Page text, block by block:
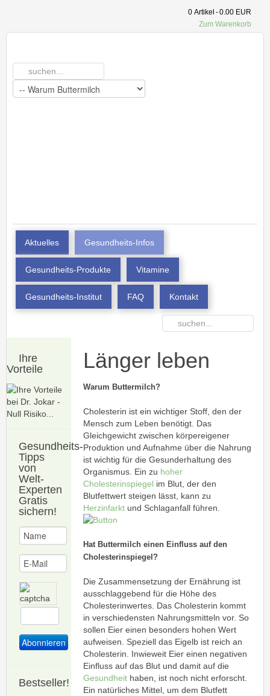
0 Artikel -0.00 EUR
Zum Warenkorb
Aktuelles Gesundheits-Infos
Gesundheits-Produkte Vitamine
Gesundheits-Institut FAQ Kontakt
Länger leben
Warum Buttermilch?
Cholesterin ist ein wichtiger Stoff, den der
Mensch zum Leben benötigt. Das
Gleichgewicht zwischen körpereigener
Produktion und Aufnahme über die Nahrung
ist wichtig für die Gesunderhaltung des
Organismus. Ein zu hoher
Cholesterinspiegel im Blut, der den
Blutfettwert steigen lässt, kann zu
Herzinfarktund Schlaganfall führen.
Hat Buttermilch einen Einfluss auf den
Cholesterinspiegel?
Die Zusammensetzung der Ernährung ist
ausschlaggebend für die Höhe des
Cholesterinwertes. Das Cholesterin kommt
in verschiedensten Nahrungsmitteln vor. So
sollen Eier einen besonders hohen Wert
aufweisen. Speziell das Eigelb ist reich an
Cholesterin. Inwieweit Eier einen negativen
Einfluss auf das Blut und damit auf die
Gesundheithaben, ist noch nicht erforscht.
Ein natürliches Mittel, um dem Blutfett
Ihre
Vorteile
Gesundheits-
Tipps
von
Welt-
Experten
Gratis
sichern!
Bestseller!